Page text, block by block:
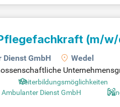
(m/
GmbH
Wedel
und
Bewohner ein. Dazu
Weiterbildungsmöglichkeiten
Dienst GmbH